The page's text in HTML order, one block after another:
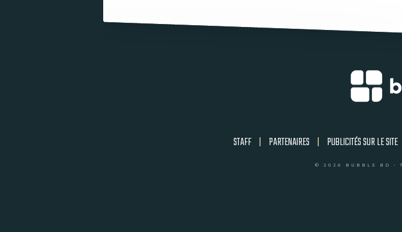
STAFF | PARTENAIRES | PUBLICITÉS SUR LE SITE
© 2026 BUBBLE BD -